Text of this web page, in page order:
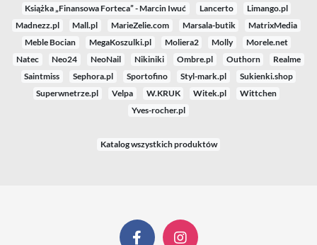
Książka „Finansowa Forteca” - Marcin Iwuć
Lancerto
Limango.pl
Madnezz.pl
Mall.pl MarieZelie.com Marsala-butik
MatrixMedia
Meble Bocian
MegaKoszulki.pl Moliera2 Molly
Morele.net
Natec
Neo24 NeoNail Nikiniki Ombre.pl Outhorn
Realme
Saintmiss
Sephora.pl Sportofino Styl-mark.pl
Sukienki.shop
Superwnetrze.pl
Velpa W.KRUK Witek.pl
Wittchen
Yves-rocher.pl
Katalog wszystkich produktów